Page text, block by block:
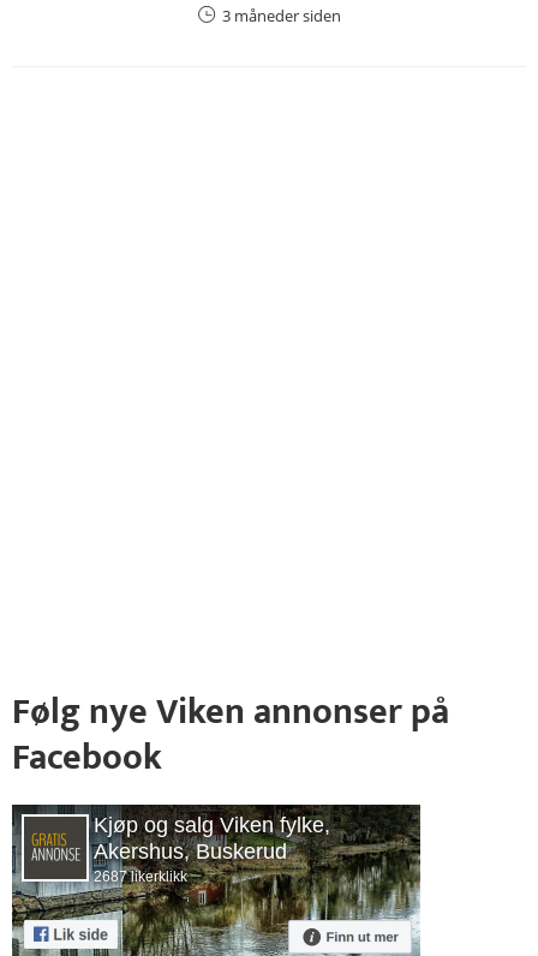
3 måneder siden
Følg nye Viken annonser på
Facebook
Kjøp og salg Viken fylke,
Akershus, Buskerud
2687 likerklikk